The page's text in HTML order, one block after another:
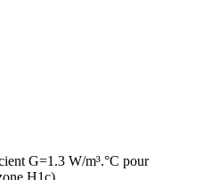
G=1.3 W/m³.°C pour
H1c)